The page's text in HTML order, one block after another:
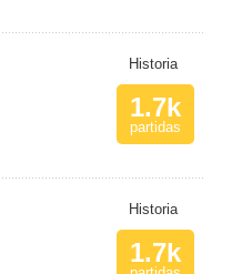
Historia
1.7k
partidas
Historia
1.7k